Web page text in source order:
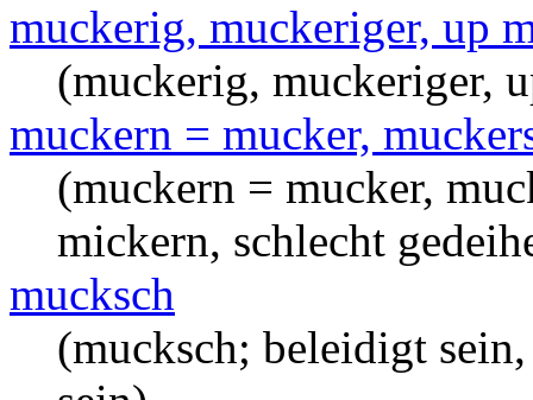
muckerig, muckeriger, up
(muckerig, muckeriger,
muckern = mucker,
(muckern = mucker,
mickern, schlecht
mucksch
(mucksch; beleidigt